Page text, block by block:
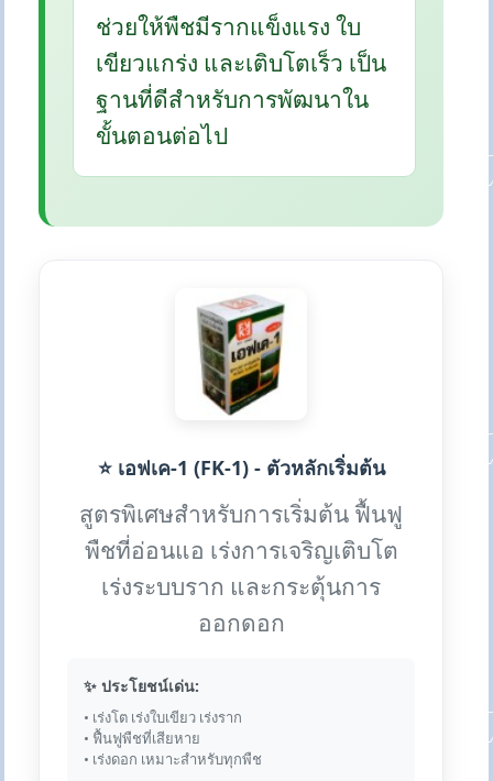
ช่วยให้พืชมีรากแข็งแรง ใบ
เขียวแกร่ง และเติบโตเร็ว เป็น
ฐานที่ดีสำหรับการพัฒนาใน
ขั้นตอนต่อไป
⭐ เอฟเค-1 (FK-1) - ตัวหลักเริ่มต้น
สูตรพิเศษสำหรับการเริ่มต้น ฟื้นฟู
พืชที่อ่อนแอ เร่งการเจริญเติบโต
เร่งระบบราก และกระตุ้นการ
ออกดอก
✨ ประโยชน์เด่น:
• เร่งโต เร่งใบเขียว เร่งราก
• ฟื้นฟูพืชที่เสียหาย
• เร่งดอก เหมาะสำหรับทุกพืช